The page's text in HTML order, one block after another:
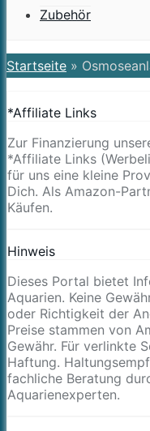
Zubehör
Startseite »
*Affiliate Links
Zur Finanzierung
*Affiliate Links
für uns eine kleine
Dich. Als Amazon-
Käufen.
Hinweis
Dieses Portal bietet
Aquarien. Keine
oder Richtigkeit der
Preise stammen von
Gewähr. Für verlinkte
Haftung.
fachliche Beratung
Aquarienexperten.